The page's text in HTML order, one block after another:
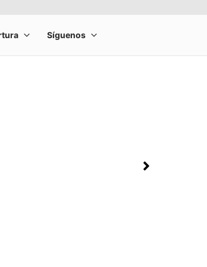
at a time. Use the Previous and Next buttons